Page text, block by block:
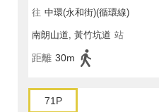
往 中環(永和街)(循環線)
南朗山道, 黃竹坑道 站
距離 30m
71P